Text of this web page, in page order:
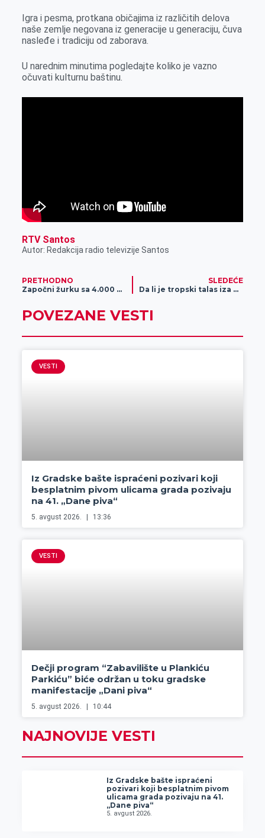
r
n
A
p
i
l
Igra i pesma, protkana običajima iz različitih delova
naše zemlje negovana iz generacije u generaciju, čuva
nasleđe i tradiciju od zaborava.
U narednim minutima pogledajte koliko je vazno
očuvati kulturnu baštinu.
RTV Santos
Autor: Redakcija radio televizije Santos
PRETHODNO
Započni žurku sa 4.000 DINARA BONUSA – Registruj se i startuje fešta!
SLEDEĆE
Da li je tropski talas iza nas?
POVEZANE VESTI
VESTI
Iz Gradske bašte ispraćeni pozivari koji
besplatnim pivom ulicama grada pozivaju
na 41. „Dane piva“
5. avgust 2026. 13:36
VESTI
Dečji program “Zabavilište u Plankiću
Parkiću” biće održan u toku gradske
manifestacije „Dani piva“
5. avgust 2026. 10:44
NAJNOVIJE VESTI
Iz Gradske bašte ispraćeni
pozivari koji besplatnim pivom
ulicama grada pozivaju na 41.
„Dane piva“
5. avgust 2026.